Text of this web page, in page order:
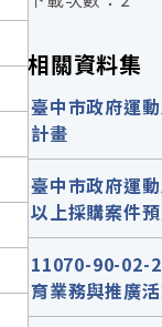
相關資料集
臺中市政府運
計畫
臺中市政府運
以上採購案件
11070-90-02-
育業務與推廣